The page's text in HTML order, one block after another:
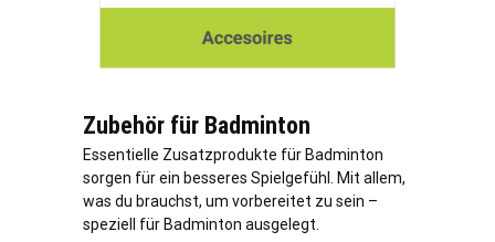
Zubehör für Badminton
Essentielle Zusatzprodukte für Badminton
sorgen für ein besseres Spielgefühl. Mit allem,
was du brauchst, um vorbereitet zu sein –
speziell für Badminton ausgelegt.